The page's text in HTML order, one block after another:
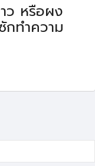
ว หรือผง
กทำความ